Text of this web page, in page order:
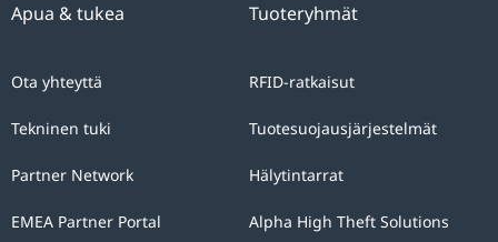
Tuoteryhmät
RFID-ratkaisut
Tuotesuojausjärjestelmät
Hälytintarrat
Alpha High Theft Solutions
Apua & tukea
Ota yhteyttä
Tekninen tuki
Partner Network
EMEA Partner Portal